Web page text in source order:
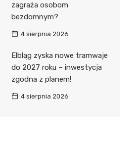
zagraża osobom
bezdomnym?
4 sierpnia 2026
Elbląg zyska nowe tramwaje
do 2027 roku – inwestycja
zgodna z planem!
4 sierpnia 2026